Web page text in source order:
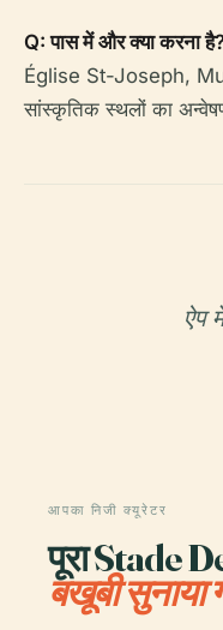
Q: पास में और क्या करना
Église St-Joseph,
सांस्कृतिक स्थलों का
ऐप
आपका निजी क्यूरेटर
पूरा Stade
बखूबी सुनाया